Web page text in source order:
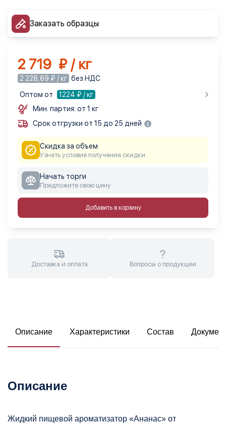
Заказать образцы
2 719 ₽ / кг
2 228,69 ₽ / кг без НДС
Оптом от
1224 ₽ / кг
Мин. партия: от 1 кг
Срок отгрузки от 15 до 25 дней
Скидка за объем
Узнать условия получения скидки
Начать торги
Предложите свою цену
Добавить в корзину
Доставка и оплата Вопросы о продукции
Описание Характеристики Состав
Описание
Жидкий пищевой ароматизатор «Ананас» от